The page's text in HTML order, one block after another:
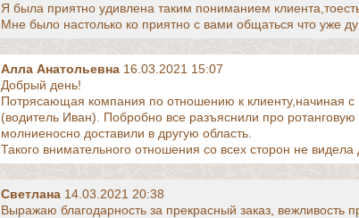
Я была приятно удивлена таким пониманием
Мне было настолько ко приятно с вами общаться что уже
Алла Анатольевна 16.03.2021 15:07
Добрый день!
Потрясающая компания по отношению к клиенту,начиная
(водитель Иван). Побробно все разъяснили про
молниеносно доставили в другую область.
Такого внимательного отношения со всех сторон не
Светлана 14.03.2021 20:38
Выражаю благодарность за прекрасный заказ, вежливость